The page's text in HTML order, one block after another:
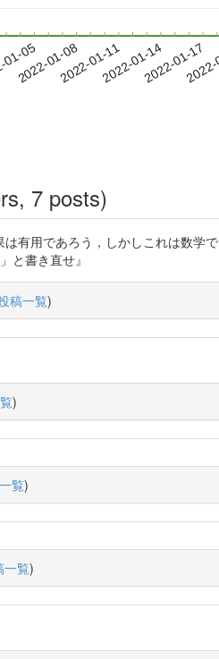
05
2022-01-082022-01-112022-01-142022-01-17
7 posts)
有用であろう，しかしこれは数学
と書き直せ』
稿一覧)
)
覧)
一覧)